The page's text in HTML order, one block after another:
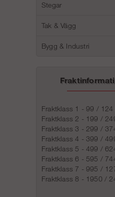
Stegar
Tak & Vägg
Bygg & Industri
Fraktklass 1 - 99 / 124
Fraktklass 2 - 199 /
Fraktklass 3 - 299 /
Fraktklass 4 - 399 /
Fraktklass 5 - 499 /
Fraktklass 6 - 595 /
Fraktklass 7 - 995 /
Fraktklass 8 - 1950 /